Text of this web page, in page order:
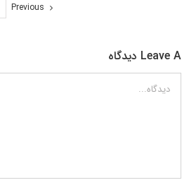
Previous
Leave A دیدگاه
دیدگاه